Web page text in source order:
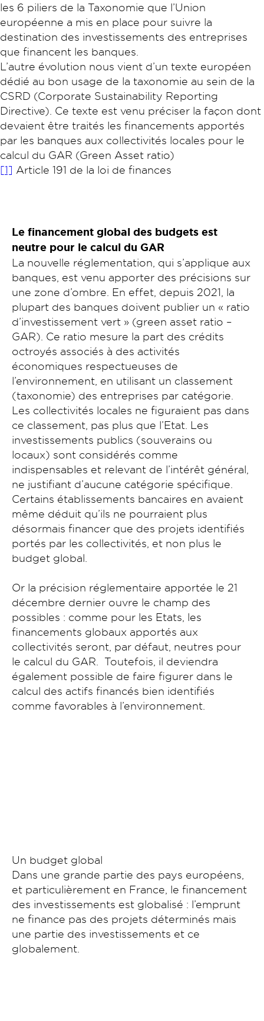
les 6 piliers de la Taxonomie que l’Union
européenne a mis en place pour suivre la
destination des investissements des entreprises
que financent les banques.
L’autre évolution nous vient d’un texte européen
dédié au bon usage de la taxonomie au sein de la
CSRD (Corporate Sustainability Reporting
Directive). Ce texte est venu préciser la façon dont
devaient être traités les financements apportés
par les banques aux collectivités locales pour le
calcul du GAR (Green Asset ratio)
[1] Article 191 de la loi de finances
Le financement global des budgets est
neutre pour le calcul du GAR
La nouvelle réglementation, qui s’applique aux
banques, est venu apporter des précisions sur
une zone d’ombre. En effet, depuis 2021, la
plupart des banques doivent publier un « ratio
d’investissement vert » (green asset ratio –
GAR). Ce ratio mesure la part des crédits
octroyés associés à des activités
économiques respectueuses de
l’environnement, en utilisant un classement
(taxonomie) des entreprises par catégorie.
Les collectivités locales ne figuraient pas dans
ce classement, pas plus que l’Etat. Les
investissements publics (souverains ou
locaux) sont considérés comme
indispensables et relevant de l’intérêt général,
ne justifiant d’aucune catégorie spécifique.
Certains établissements bancaires en avaient
même déduit qu’ils ne pourraient plus
désormais financer que des projets identifiés
portés par les collectivités, et non plus le
budget global.
Or la précision réglementaire apportée le 21
décembre dernier ouvre le champ des
possibles : comme pour les Etats, les
financements globaux apportés aux
collectivités seront, par défaut, neutres pour
le calcul du GAR. Toutefois, il deviendra
également possible de faire figurer dans le
calcul des actifs financés bien identifiés
comme favorables à l’environnement.
Un budget global
Dans une grande partie des pays européens,
et particulièrement en France, le financement
des investissements est globalisé : l’emprunt
ne finance pas des projets déterminés mais
une partie des investissements et ce
globalement.